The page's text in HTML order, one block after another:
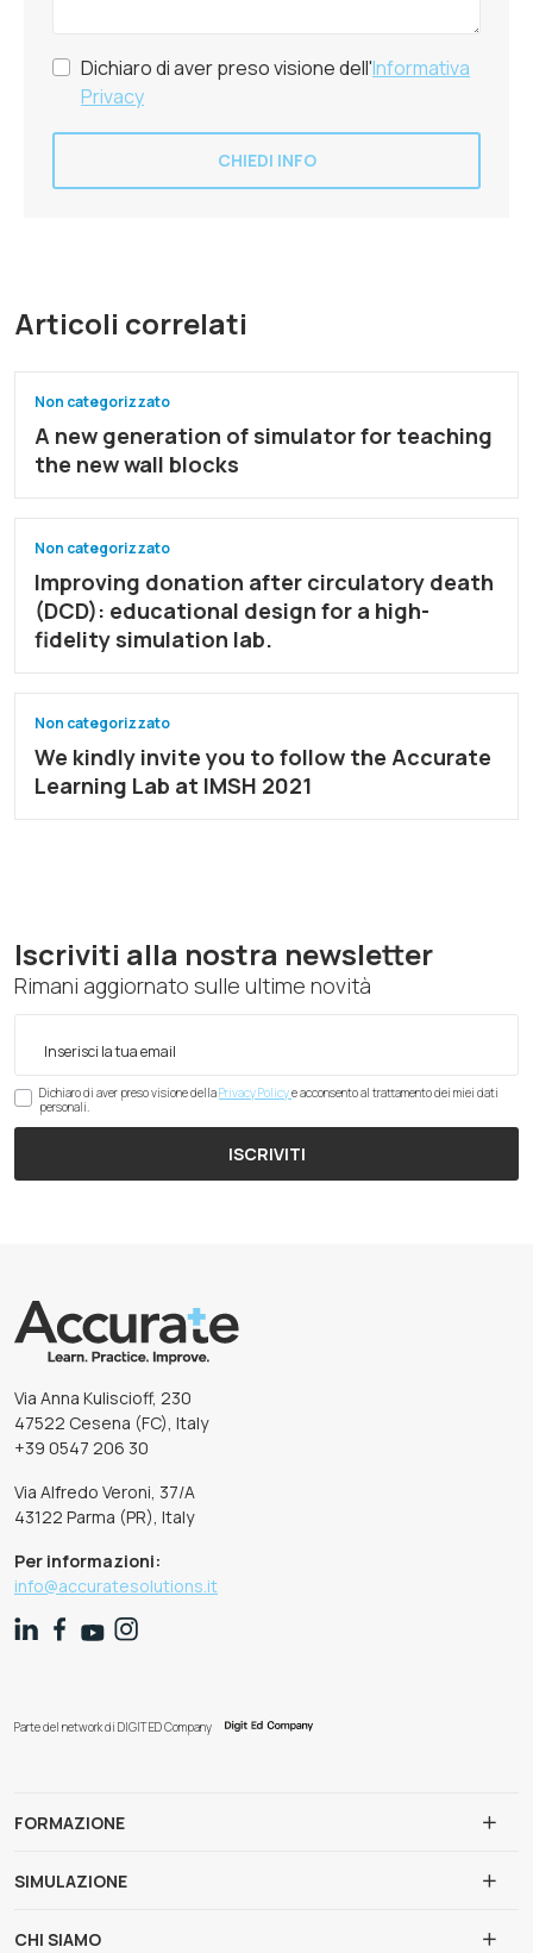
Dichiaro di aver preso visione dell'Informativa
Privacy
CHIEDI INFO
Articoli correlati
Non categorizzato
A new generation of simulator for teaching
the new wall blocks
Non categorizzato
Improving donation after circulatory death
(DCD): educational design for a high-
fidelity simulation lab.
Non categorizzato
We kindly invite you to follow the Accurate
Learning Lab at IMSH 2021
Iscriviti alla nostra newsletter
Rimani aggiornato sulle ultime novità
Dichiaro di aver preso visione dellaPrivacy Policye acconsento al trattamento dei miei dati
personali.
ISCRIVITI
Via Anna Kuliscioff, 230
47522 Cesena (FC), Italy
+39 0547 206 30
Via Alfredo Veroni, 37/A
43122 Parma (PR), Italy
Per informazioni:
info@accuratesolutions.it
Parte del network di DIGIT ED Company
FORMAZIONE
SIMULAZIONE
CHI SIAMO